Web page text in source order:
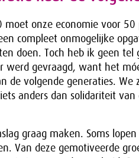
onze economie voor
compleet onmogelijke
doen. Toch heb ik geen
werd gevraagd, want het
de volgende generaties.
anders dan solidariteit
graag maken. Soms
Van deze gemotiveerde